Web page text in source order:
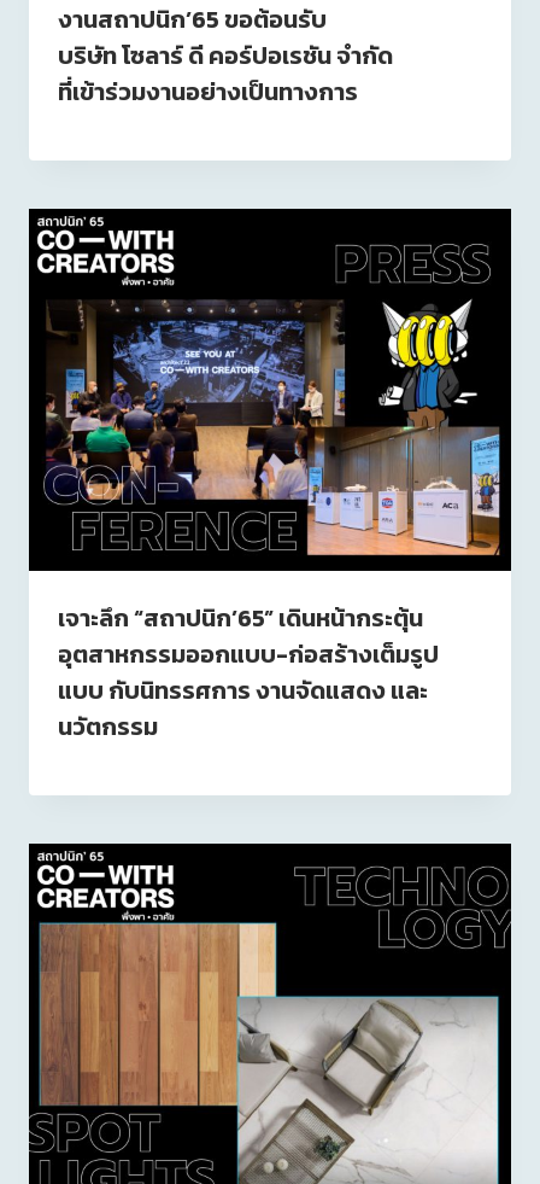
งานสถาปนิก’65 ขอต้อนรับ
บริษัท โซลาร์ ดี คอร์ปอเรชัน จำกัด
ที่เข้าร่วมงานอย่างเป็นทางการ
เจาะลึก “สถาปนิก’65” เดินหน้ากระตุ้น
อุตสาหกรรมออกแบบ-ก่อสร้างเต็มรูป
แบบ กับนิทรรศการ งานจัดแสดง และ
นวัตกรรม